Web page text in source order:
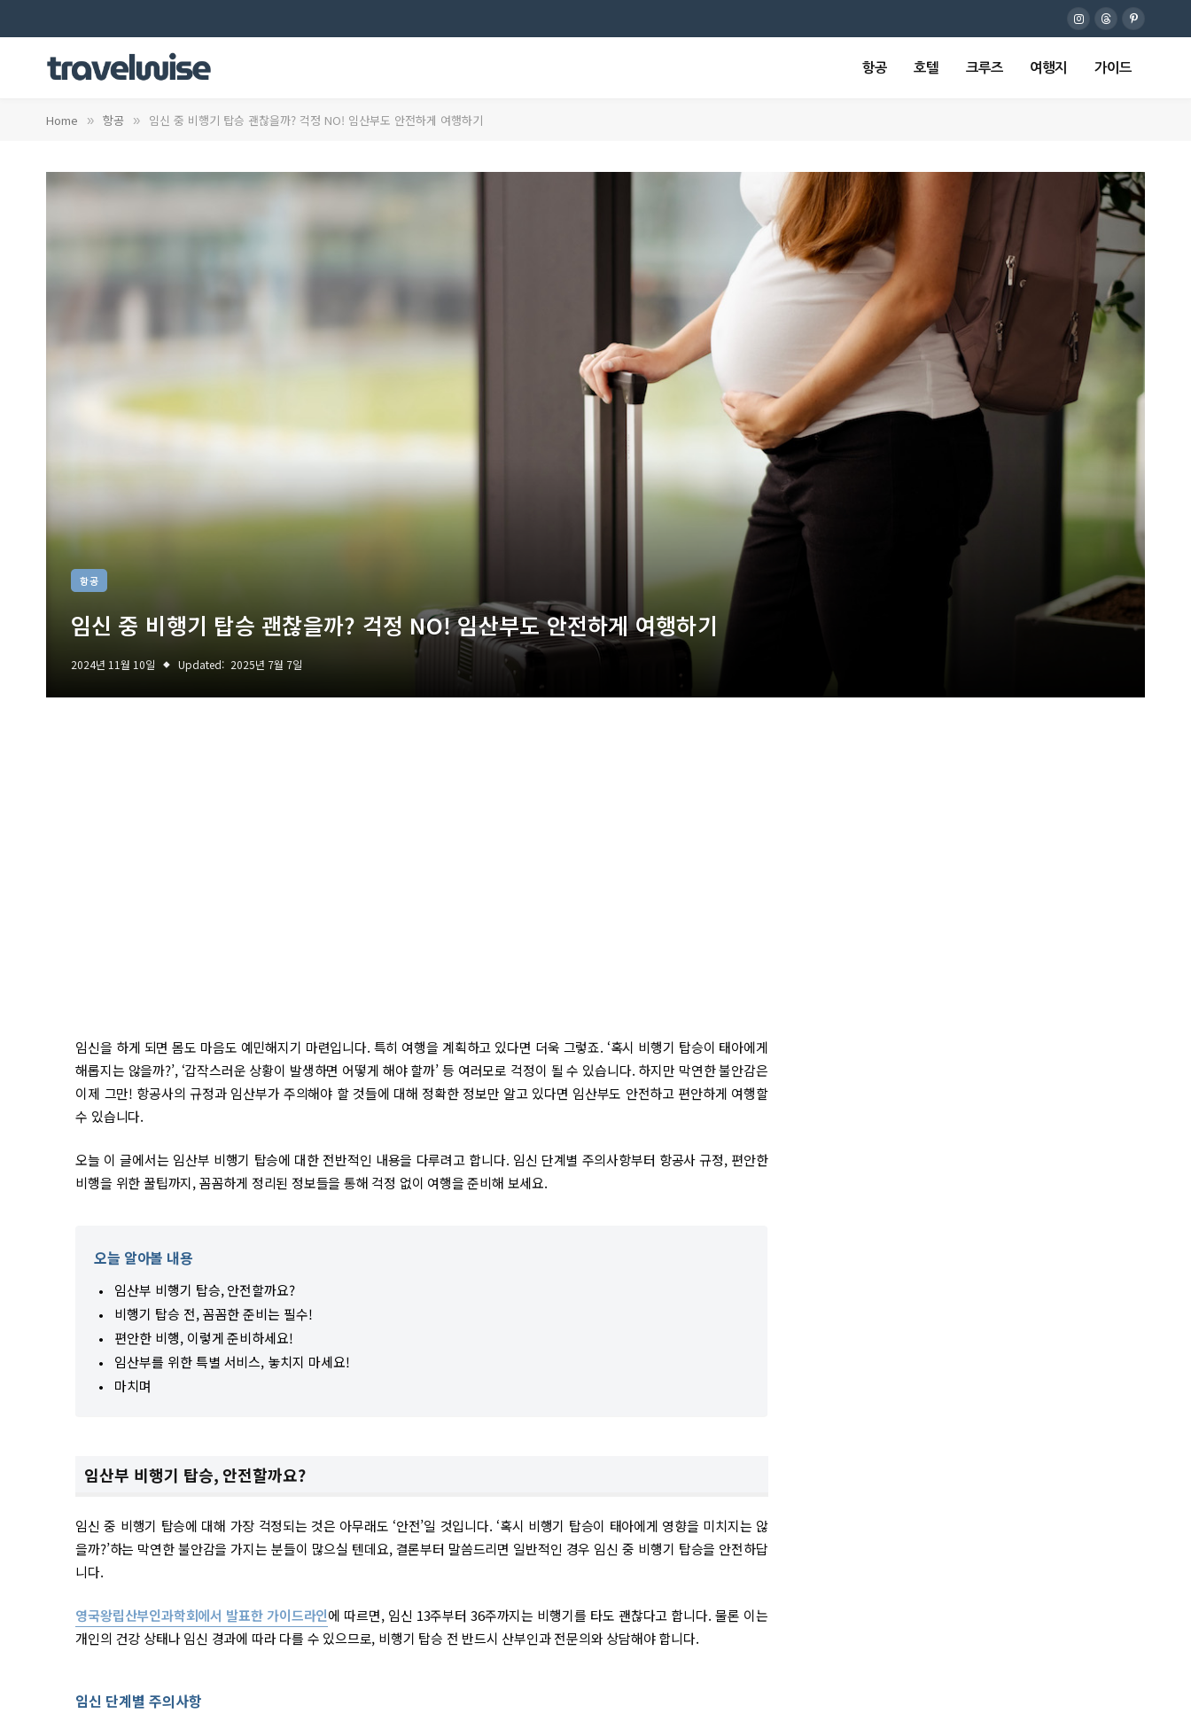
Instagram
ThreadsPinterest
항공 호텔 크루즈 여행지 가이드
Home » 항공 » 임신 중 비행기 탑승 괜찮을까? 걱정 NO! 임산부도 안전하게 여행하기
항공
임신 중 비행기 탑승 괜찮을까? 걱정 NO! 임산부도 안전하게 여행하기
2024년 11월 10일 Updated: 2025년 7월 7일
임신을 하게 되면 몸도 마음도 예민해지기 마련입니다. 특히 여행을 계획하고 있다면 더욱 그렇죠. ‘혹시 비행기 탑승이 태아에게
해롭지는 않을까?’, ‘갑작스러운 상황이 발생하면 어떻게 해야 할까’ 등 여러모로 걱정이 될 수 있습니다. 하지만 막연한 불안감은
이제 그만! 항공사의 규정과 임산부가 주의해야 할 것들에 대해 정확한 정보만 알고 있다면 임산부도 안전하고 편안하게 여행할
수 있습니다.
오늘 이 글에서는 임산부 비행기 탑승에 대한 전반적인 내용을 다루려고 합니다. 임신 단계별 주의사항부터 항공사 규정, 편안한
비행을 위한 꿀팁까지, 꼼꼼하게 정리된 정보들을 통해 걱정 없이 여행을 준비해 보세요.
오늘 알아볼 내용
임산부 비행기 탑승, 안전할까요?
비행기 탑승 전, 꼼꼼한 준비는 필수!
편안한 비행, 이렇게 준비하세요!
임산부를 위한 특별 서비스, 놓치지 마세요!
마치며
임산부 비행기 탑승, 안전할까요?
임신 중 비행기 탑승에 대해 가장 걱정되는 것은 아무래도 ‘안전’일 것입니다. ‘혹시 비행기 탑승이 태아에게 영향을 미치지는 않
을까?’하는 막연한 불안감을 가지는 분들이 많으실 텐데요, 결론부터 말씀드리면 일반적인 경우 임신 중 비행기 탑승을 안전하답
니다.
영국왕립산부인과학회에서 발표한 가이드라인에 따르면, 임신 13주부터 36주까지는 비행기를 타도 괜찮다고 합니다. 물론 이는
개인의 건강 상태나 임신 경과에 따라 다를 수 있으므로, 비행기 탑승 전 반드시 산부인과 전문의와 상담해야 합니다.
임신 단계별 주의사항